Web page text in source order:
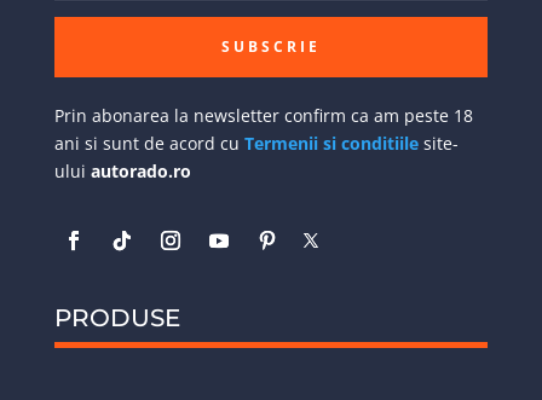
SUBSCRIE
Prin abonarea la newsletter confirm ca am peste 18
ani si sunt de acord cu Termenii si conditiilesite-
ului autorado.ro
PRODUSE